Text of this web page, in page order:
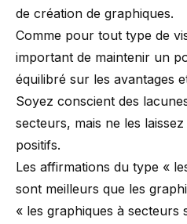
de création de graphiques.
Comme pour tout type de
important de maintenir un
équilibré sur les avantages
Soyez conscient des
secteurs, mais ne les
positifs.
Les affirmations du type «
sont meilleurs que les
« les graphiques à secteurs